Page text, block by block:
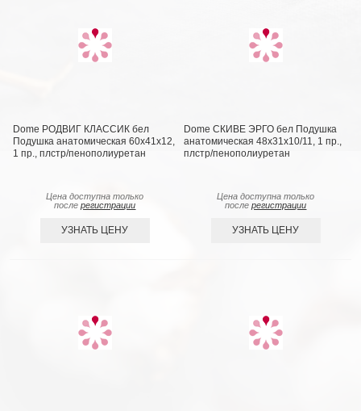
Dome РОДВИГ КЛАССИК бел
Подушка анатомическая 60х41х12,
1 пр., плстр/пенополиуретан
Цена доступна только
послерегистрации
УЗНАТЬ ЦЕНУ
Dome СКИВЕ ЭРГО бел Подушка
анатомическая 48х31х10/11, 1 пр.,
плстр/пенополиуретан
Цена доступна только
послерегистрации
УЗНАТЬ ЦЕНУ